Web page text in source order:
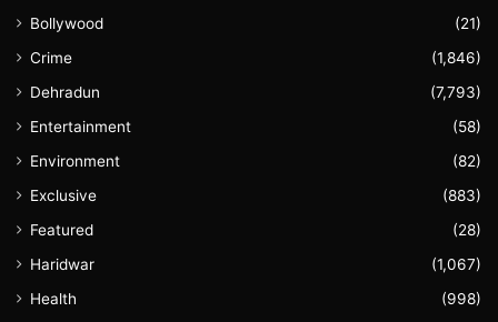
Bollywood
(21)
Crime
(1,846)
Dehradun
(7,793)
Entertainment
(58)
Environment
(82)
Exclusive
(883)
Featured
(28)
Haridwar
(1,067)
Health
(998)